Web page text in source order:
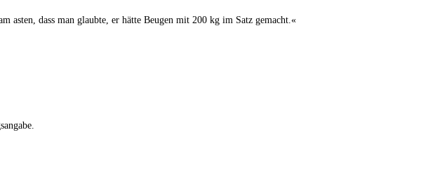
asten, dass man glaub­te, er hät­te Beu­gen mit 200 kg im Satz gemacht.«